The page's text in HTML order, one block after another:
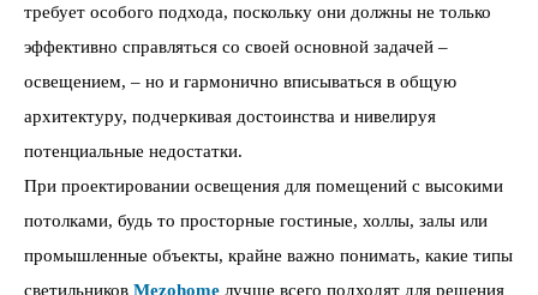
требует особого подхода, поскольку они должны не только
эффективно справляться со своей основной задачей –
освещением, – но и гармонично вписываться в общую
архитектуру, подчеркивая достоинства и нивелируя
потенциальные недостатки.
При проектировании освещения для помещений с высокими
потолками, будь то просторные гостиные, холлы, залы или
промышленные объекты, крайне важно понимать, какие типы
светильников Mezohome лучше всего подходят для решения